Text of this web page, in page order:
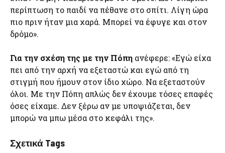
περίπτωση το παιδί να πέθανε στο σπίτι. Λίγη ώρα
πιο πριν ήταν μια χαρά. Μπορεί να έφυγε και στον
δρόμο».
Για την σχέση της με την Πόπη ανέφερε: «Εγώ είχα
πει από την αρχή να εξεταστώ και εγώ από τη
στιγμή που ήμουν στον ίδιο χώρο. Να εξεταστούν
όλοι. Με την Πόπη απλώς δεν έχουμε τόσες επαφές
όσες είχαμε. Δεν ξέρω αν με υποψιάζεται, δεν
μπορώ να μπω μέσα στο κεφάλι της».
Σχετικά Tags